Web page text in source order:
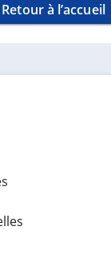
Retour à l’accueil